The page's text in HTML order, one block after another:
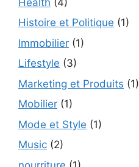
Histoire et Politique (1)
Immobilier (1)
Lifestyle (3)
Marketing et Produits (1)
Mobilier (1)
Mode et Style (1)
Music (2)